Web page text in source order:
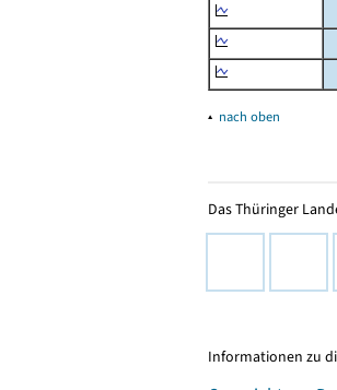
▴ nach oben
Das Thüringer
Informationen zu